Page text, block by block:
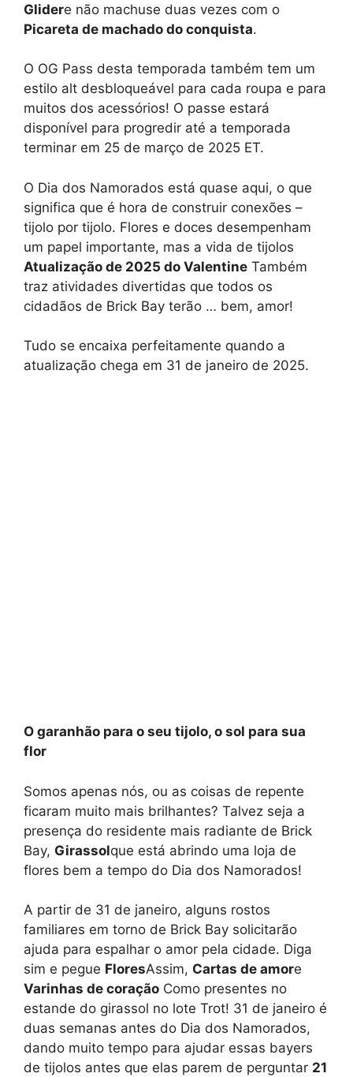
Glidere não machuse duas vezes com o
Picareta de machado do conquista.
O OG Pass desta temporada também tem um
estilo alt desbloqueável para cada roupa e para
muitos dos acessórios! O passe estará
disponível para progredir até a temporada
terminar em 25 de março de 2025 ET.
O Dia dos Namorados está quase aqui, o que
significa que é hora de construir conexões –
tijolo por tijolo. Flores e doces desempenham
um papel importante, mas a vida de tijolos
Atualização de 2025 do Valentine Também
traz atividades divertidas que todos os
cidadãos de Brick Bay terão … bem, amor!
Tudo se encaixa perfeitamente quando a
atualização chega em 31 de janeiro de 2025.
O garanhão para o seu tijolo, o sol para sua
flor
Somos apenas nós, ou as coisas de repente
ficaram muito mais brilhantes? Talvez seja a
presença do residente mais radiante de Brick
Bay, Girassolque está abrindo uma loja de
flores bem a tempo do Dia dos Namorados!
A partir de 31 de janeiro, alguns rostos
familiares em torno de Brick Bay solicitarão
ajuda para espalhar o amor pela cidade. Diga
sim e pegue FloresAssim, Cartas de amore
Varinhas de coração Como presentes no
estande do girassol no lote Trot! 31 de janeiro é
duas semanas antes do Dia dos Namorados,
dando muito tempo para ajudar essas bayers
de tijolos antes que elas parem de perguntar 21